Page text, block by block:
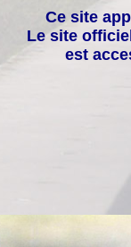
Ce site
Le site
est